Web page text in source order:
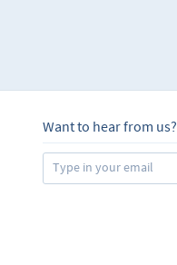
Want to hear from us?